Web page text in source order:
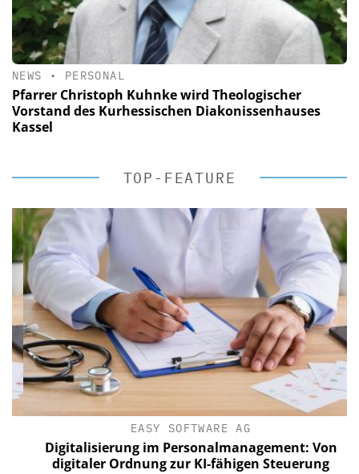
NEWS • PERSONAL
Pfarrer Christoph Kuhnke wird Theologischer
Vorstand des Kurhessischen Diakonissenhauses
Kassel
TOP-FEATURE
EASY SOFTWARE AG
Digitalisierung im Personalmanagement: Von
digitaler Ordnung zur KI-fähigen Steuerung